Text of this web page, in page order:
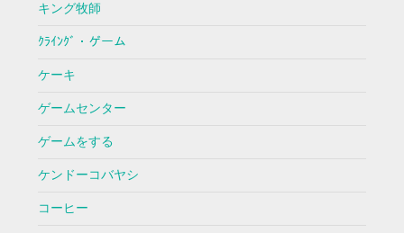
キング牧師
ｸﾗｲﾝｸﾞ・ゲーム
ケーキ
ゲームセンター
ゲームをする
ケンドーコバヤシ
コーヒー